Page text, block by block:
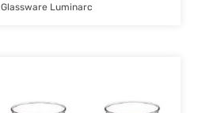
Glassware Luminarc